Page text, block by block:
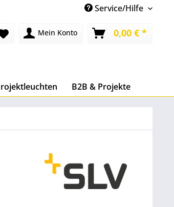
Service/Hilfe
Mein Konto 0,00 € *
B2B & Projekte